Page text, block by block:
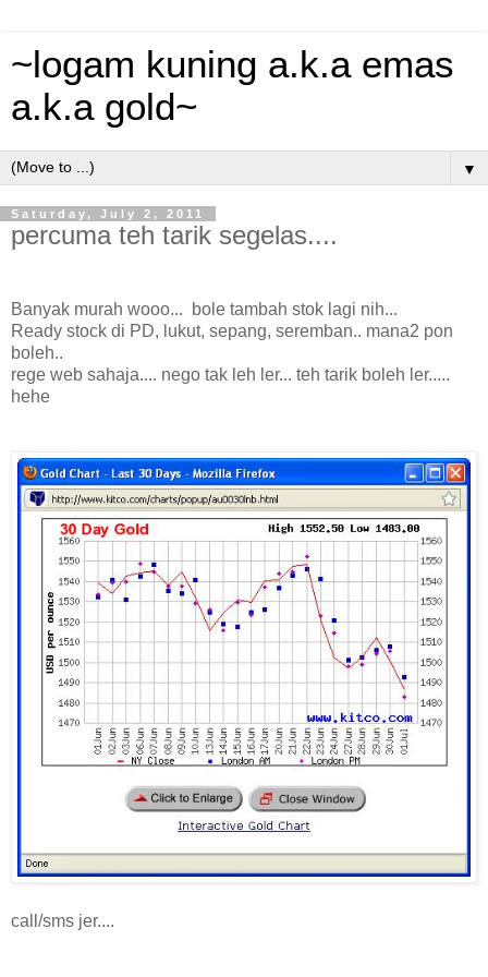
~logam kuning a.k.a emas
a.k.a gold~
▼
Saturday, July 2, 2011
percuma teh tarik segelas....
Banyak murah wooo... bole tambah stok lagi nih...
Ready stock di PD, lukut, sepang, seremban.. mana2 pon
boleh..
rege web sahaja.... nego tak leh ler... teh tarik boleh ler.....
hehe
call/sms jer....